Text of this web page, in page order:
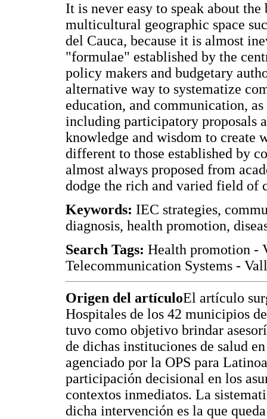
It is never easy to speak about
multicultural geographic space
del Cauca, because it is almost
"formulae" established by the
policy makers and budgetary
alternative way to systematize
education, and communication,
including participatory proposals
knowledge and wisdom to create
different to those established by
almost always proposed from
dodge the rich and varied field of
Keywords: IEC strategies,
diagnosis, health promotion,
Search Tags: Health promotion -
Telecommunication Systems -
Origen del artículoEl artículo
Hospitales de los 42 municipios
tuvo como objetivo brindar
de dichas instituciones de salud
agenciado por la OPS para
participación decisional en los
contextos inmediatos. La
dicha intervención es la que